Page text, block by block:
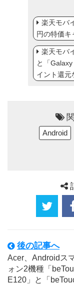
楽天モバ
円の特価キ
楽天モバ
と「
イント還元
Android
後の記事へ
Acer、Androidス
ォン2機種「
E120」と「